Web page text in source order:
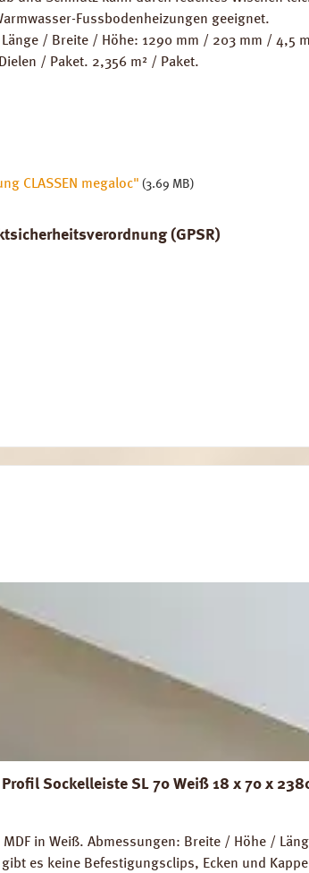
Fussbodenheizungen geeignet.
/ Breite / Höhe: 1290 mm / 203 mm / 4,5
/ Paket. 2,356 m² / Paket.
CLASSEN megaloc" (3.69 MB)
(GPSR)
Profil Sockelleiste SL 70 Weiß 18 x 70 x
MDF in Weiß. Abmessungen: Breite / Höhe /
es keine Befestigungsclips, Ecken und